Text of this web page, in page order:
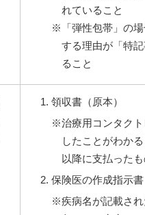
れていること
※「弾性包帯」の
する理由が「特
ること
領収書（原本）
※治療用コンタクト
したことがわか
以降に支払った
保険医の作成指示書
※疾病名が記載さ